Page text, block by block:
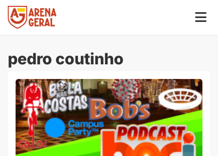
pedro coutinho